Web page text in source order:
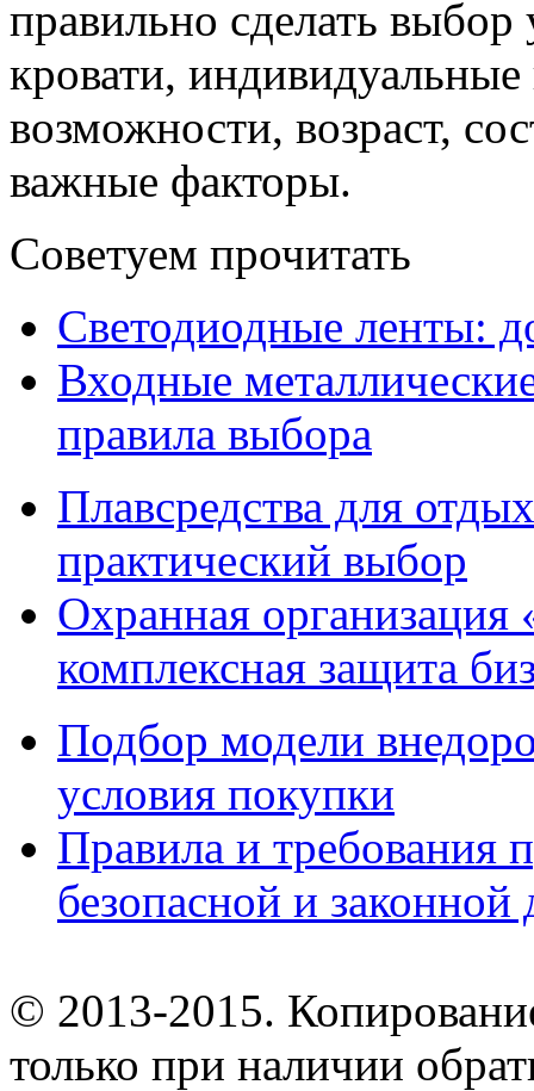
правильно сделать
кровати,
возможности, возраст,
важные факторы.
Советуем прочитать
Светодиодные ленты:
Входные
правила выбора
Плавсредства для
практический выбор
Охранная
комплексная защита
Подбор модели
условия покупки
Правила и требования
безопасной и законной
© 2013-2015.
только при наличии